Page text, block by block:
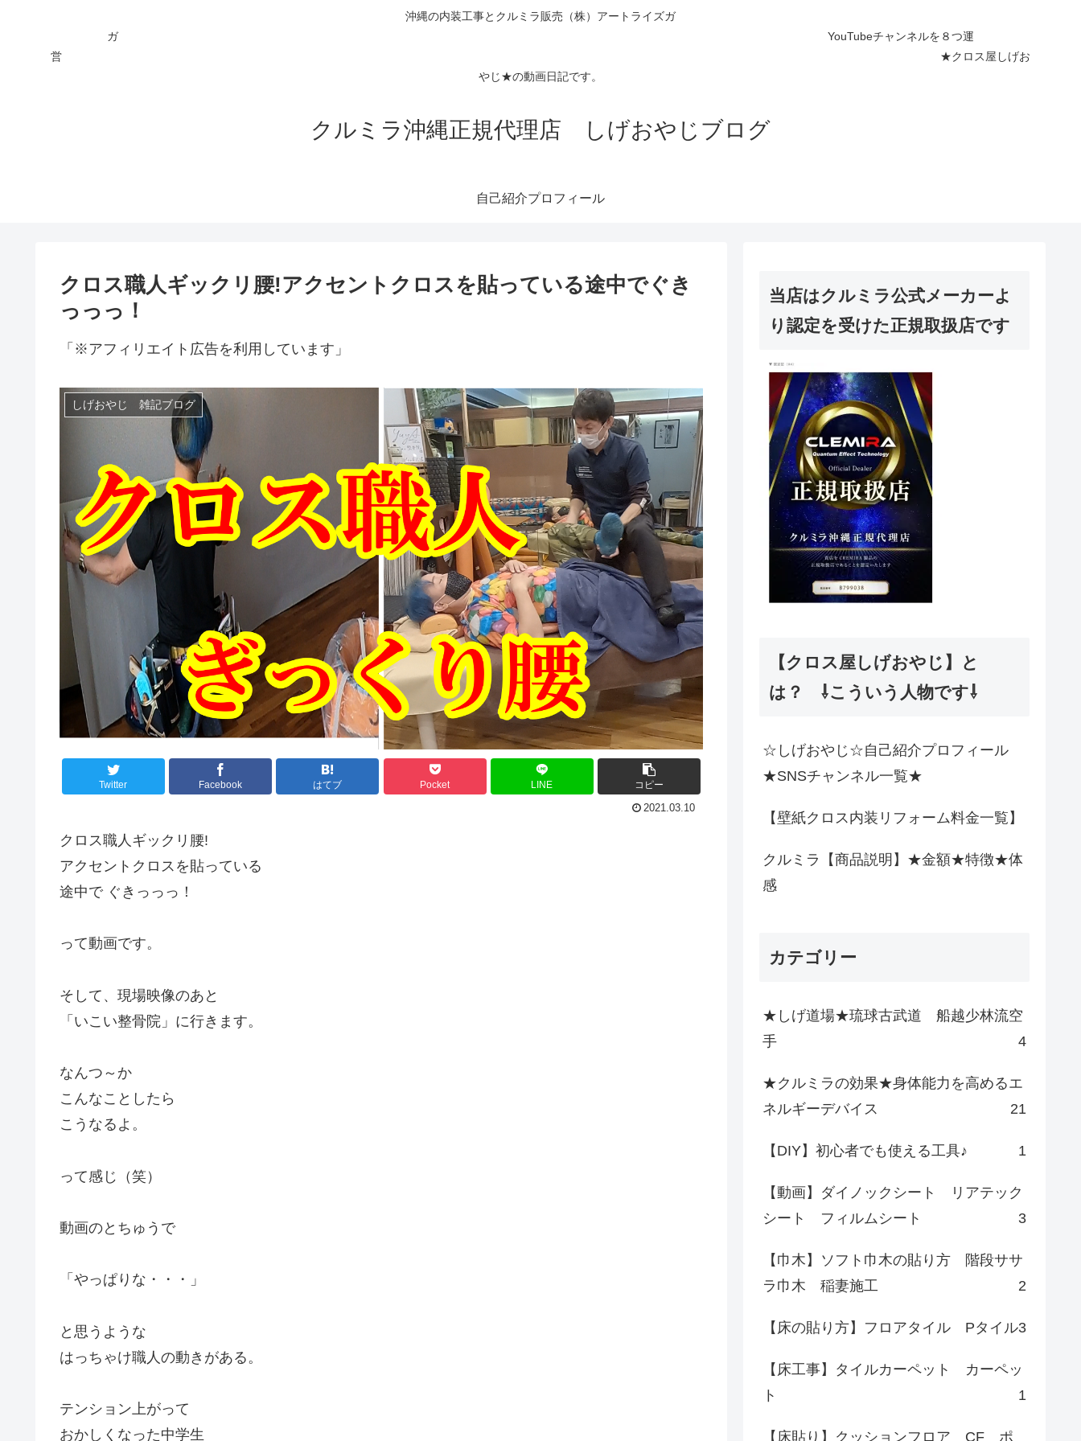
沖縄の内装工事とクルミラ販売（株）アートライズガ
ガ YouTubeチャンネルを８つ運
営 ★クロス屋しげお
やじ★の動画日記です。
クルミラ沖縄正規代理店 しげおやじブログ
自己紹介プロフィール
クロス職人ギックリ腰!アクセントクロスを貼っている途中でぐき
っっっ！
「※アフィリエイト広告を利用しています」
しげおやじ 雑記ブログ
Twitter Facebook はてブ Pocket LINE コピー
2021.03.10
クロス職人ギックリ腰!
アクセントクロスを貼っている
途中で ぐきっっっ！
って動画です。
そして、現場映像のあと
「いこい整骨院」に行きます。
なんつ～か
こんなことしたら
こうなるよ。
って感じ（笑）
動画のとちゅうで
「やっぱりな・・・」
と思うような
はっちゃけ職人の動きがある。
テンション上がって
おかしくなった中学生
当店はクルミラ公式メーカーよ
り認定を受けた正規取扱店です
【クロス屋しげおやじ】と
は？ ⇩こういう人物です⇩
☆しげおやじ☆自己紹介プロフィール
★SNSチャンネル一覧★
【壁紙クロス内装リフォーム料金一覧】
クルミラ【商品説明】★金額★特徴★体
感
カテゴリー
★しげ道場★琉球古武道 船越少林流空
手
4
★クルミラの効果★身体能力を高めるエ
ネルギーデバイス
21
【DIY】初心者でも使える工具♪ 1
【動画】ダイノックシート リアテック
シート フィルムシート
3
【巾木】ソフト巾木の貼り方 階段ササ
ラ巾木 稲妻施工
2
【床の貼り方】フロアタイル Pタイル3
【床工事】タイルカーペット カーペッ
ト
1
【床貼り】クッションフロア CF ポ